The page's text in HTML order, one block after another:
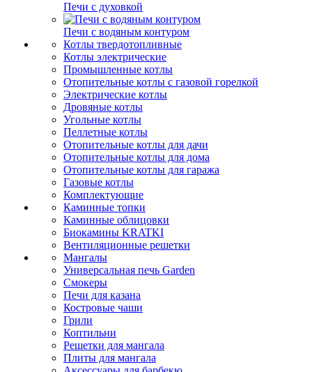
Печи с духовкой
Печи с водяным контуром
Котлы твердотопливные
Котлы электрические
Промышленные котлы
Отопительные котлы с газовой горелкой
Электрические котлы
Дровяные котлы
Угольные котлы
Пеллетные котлы
Отопительные котлы для дачи
Отопительные котлы для дома
Отопительные котлы для гаража
Газовые котлы
Комплектующие
Каминные топки
Каминные облицовки
Биокамины KRATKI
Вентиляционные решетки
Мангалы
Универсальная печь Garden
Смокеры
Печи для казана
Костровые чаши
Грили
Коптильни
Решетки для мангала
Плиты для мангала